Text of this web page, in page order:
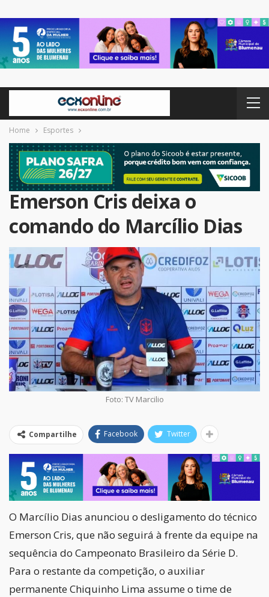
Home Esportes
Emerson Cris deixa o
comando do Marcílio Dias
Foto: TV Marcilio
Compartilhe Facebook Twitter
O Marcílio Dias anunciou o desligamento do técnico
Emerson Cris, que não seguirá à frente da equipe na
sequência do Campeonato Brasileiro da Série D.
Para o restante da competição, o auxiliar
permanente Chiquinho Lima assume o time de